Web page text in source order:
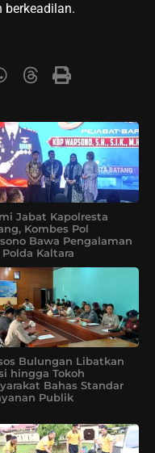
berkeadilan.
Jabat Kapolresta
Kombes Pol
Bawa Pengalaman
Kaltara
Bulungan Libatkan
hingga Tokoh
Bahas Standar
Publik